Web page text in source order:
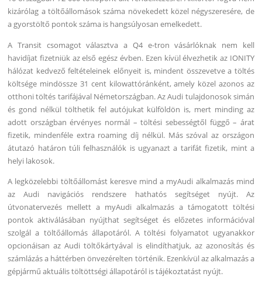
kizárólag a töltőállomások száma növekedett közel négyszeresére, de
a gyorstöltő pontok száma is hangsúlyosan emelkedett.
A Transit csomagot választva a Q4 e-tron vásárlóknak nem kell
havidíjat fizetniük az első egész évben. Ezen kívül élvezhetik az IONITY
hálózat kedvező feltételeinek előnyeit is, mindent összevetve a töltés
költsége mindössze 31 cent kilowattóránként, amely közel azonos az
otthoni töltés tarifájával Németországban. Az Audi tulajdonosok simán
és gond nélkül tölthetik fel autójukat külföldön is, mert minding az
adott országban érvényes normál – töltési sebességtől függő – árat
fizetik, mindenféle extra roaming díj nélkül. Más szóval az országon
átutazó határon túli felhasználók is ugyanazt a tarifát fizetik, mint a
helyi lakosok.
A legközelebbi töltőállomást keresve mind a myAudi alkalmazás mind
az Audi navigációs rendszere hathatós segítséget nyújt. Az
útvonatervezés mellett a myAudi alkalmazás a támogatott töltési
pontok aktiválásában nyújthat segítséget és előzetes információval
szolgál a töltőállomás állapotáról. A töltési folyamatot ugyanakkor
opcionáisan az Audi töltőkártyával is elindíthatjuk, az azonosítás és
számlázás a háttérben önvezérelten történik. Ezenkívül az alkalmazás a
gépjármű aktuális töltöttségi állapotáról is tájékoztatást nyújt.